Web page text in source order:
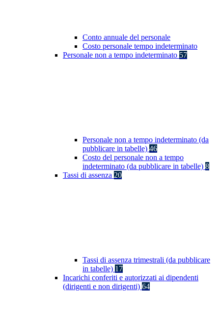
Conto annuale del personale
Costo personale tempo indeterminato
Personale non a tempo indeterminato 57
Personale non a tempo indeterminato (da
pubblicare in tabelle) 46
Costo del personale non a tempo
indeterminato (da pubblicare in tabelle) 8
Tassi di assenza 20
Tassi di assenza trimestrali (da pubblicare
in tabelle) 17
Incarichi conferiti e autorizzati ai dipendenti
(dirigenti e non dirigenti) 64